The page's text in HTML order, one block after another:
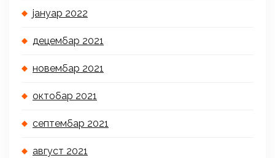
јануар 2022
децембар 2021
новембар 2021
октобар 2021
септембар 2021
август 2021